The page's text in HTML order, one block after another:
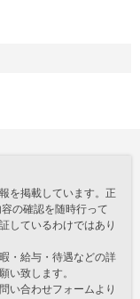
を掲載しています。正
の確認を随時行って
しているわけではあり
・給与・待遇などの詳
い致します。
い合わせフォームより